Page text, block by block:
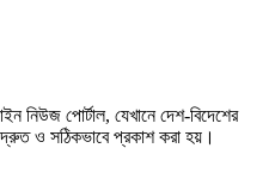
নিউজ পোর্টাল, যেখানে দেশ-বিদেশের
ও সঠিকভাবে প্রকাশ করা হয়।